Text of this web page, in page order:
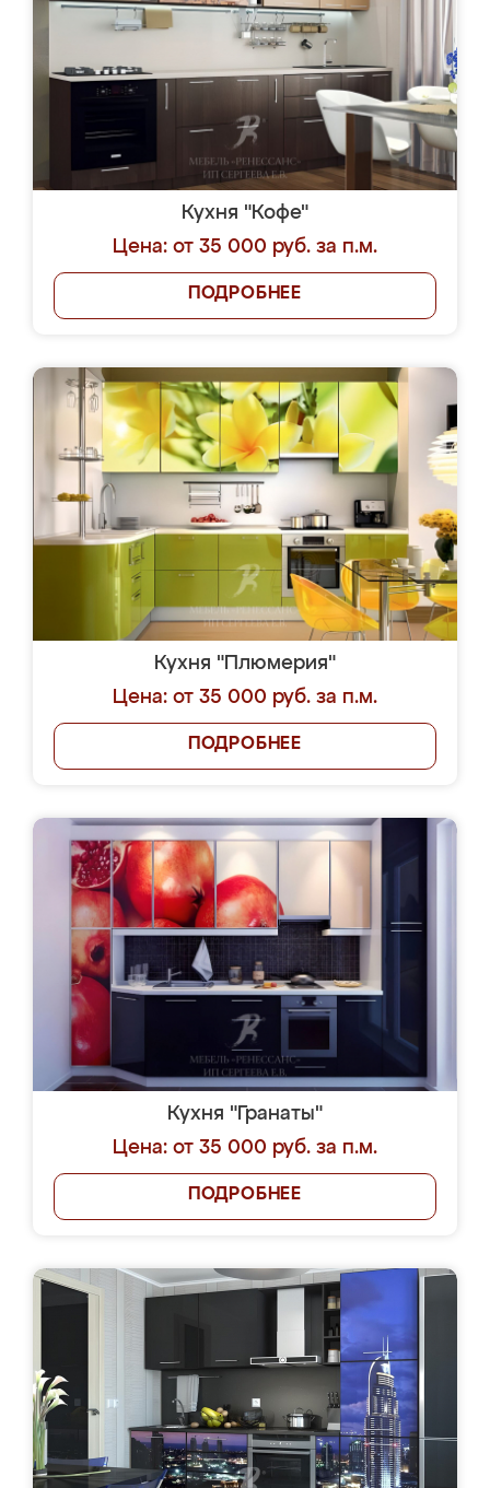
Кухня "Кофе"
Цена: от 35 000 руб. за п.м.
ПОДРОБНЕЕ
Кухня "Плюмерия"
Цена: от 35 000 руб. за п.м.
ПОДРОБНЕЕ
Кухня "Гранаты"
Цена: от 35 000 руб. за п.м.
ПОДРОБНЕЕ